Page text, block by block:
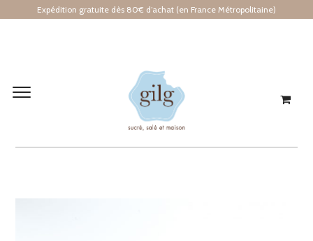
Expédition gratuite dès 80€ d’achat (en France Métropolitaine)